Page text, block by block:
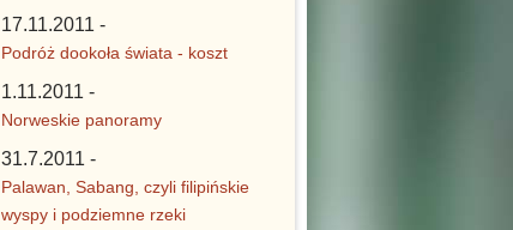
17.11.2011 -
Podróż dookoła świata - koszt
1.11.2011 -
Norweskie panoramy
31.7.2011 -
Palawan, Sabang, czyli filipińskie
wyspy i podziemne rzeki